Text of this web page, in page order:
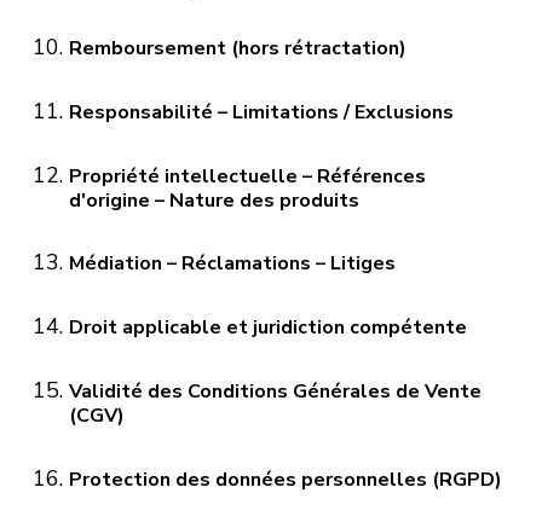
Remboursement (hors rétractation)
Responsabilité – Limitations / Exclusions
Propriété intellectuelle – Références
d'origine – Nature des produits
Médiation – Réclamations – Litiges
Droit applicable et juridiction compétente
Validité des Conditions Générales de Vente
(CGV)
Protection des données personnelles (RGPD)